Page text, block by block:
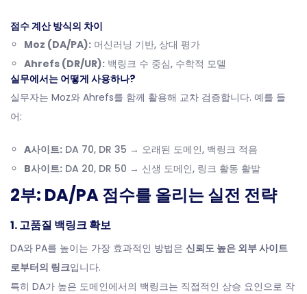
점수 계산 방식의 차이
Moz (DA/PA): 머신러닝 기반, 상대 평가
Ahrefs (DR/UR): 백링크 수 중심, 수학적 모델
실무에서는 어떻게 사용하나?
실무자는 Moz와 Ahrefs를 함께 활용해 교차 검증합니다. 예를 들
어:
A사이트: DA 70, DR 35 → 오래된 도메인, 백링크 적음
B사이트: DA 20, DR 50 → 신생 도메인, 링크 활동 활발
2부: DA/PA 점수를 올리는 실전 전략
1. 고품질 백링크 확보
DA와 PA를 높이는 가장 효과적인 방법은 신뢰도 높은 외부 사이트
로부터의 링크입니다.
특히 DA가 높은 도메인에서의 백링크는 직접적인 상승 요인으로 작